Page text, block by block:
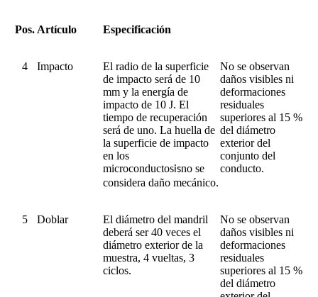
Pos. Artículo Especificación
4 Impacto
El radio de la superficie
de impacto será de 10
mm y la energía de
impacto de 10 J. El
tiempo de recuperación
será de uno. La huella de
la superficie de impacto
en los
microconductosisno se
considera daño mecánico.
No se observan
daños visibles ni
deformaciones
residuales
superiores al 15 %
del diámetro
exterior del
conjunto del
conducto.
5 Doblar
El diámetro del mandril
deberá ser 40 veces el
diámetro exterior de la
muestra, 4 vueltas, 3
ciclos.
No se observan
daños visibles ni
deformaciones
residuales
superiores al 15 %
del diámetro